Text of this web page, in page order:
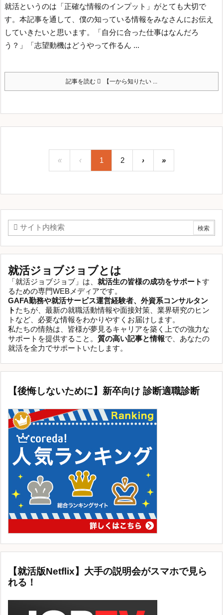
就活というのは「正確な情報のインプット」がとても大切で
す。 本記事を通して、僕の知っている情報をみなさんにお伝え
していきたいと思います。
「自分に合った仕事はなんだろ
う？」
「志望動機はどうやって作るん ...
記事を読む 【一から知りたい ...
« ‹ 1 2 › »
就活ジョブジョブとは
「就活ジョブジョブ」は、 就活生の皆様の成功をサポートす
るための専門WEBメディアです。
GAFA勤務や就活サービス運営経験者、外資系コンサルタン
ト たちが、最新の就職活動情報や面接対策、業界研究のヒン
トなど、必要な情報をわかりやすくお届けします。
私たちの情熱は、皆様が夢見るキャリアを築く上での強力な
サポートを提供すること。 質の高い記事と情報で、あなたの
就活を全力でサポートいたします。
【後悔しないために】新卒向け 診断適職診断
【就活版Netflix】大手の説明会がスマホで見ら
れる！